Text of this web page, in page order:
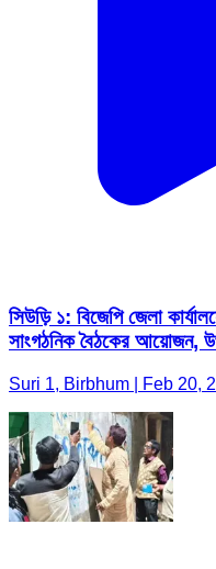
সিউড়ি ১: বিজেপি জেলা
সাংগঠনিক বৈঠকের আয়োজন,
Suri 1, Birbhum | Feb 20,